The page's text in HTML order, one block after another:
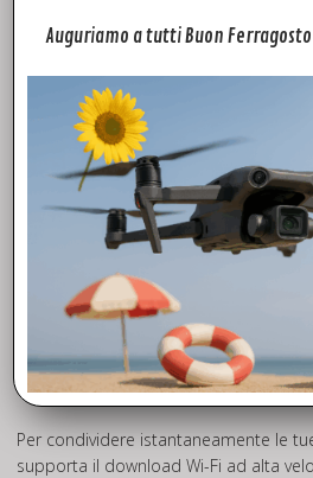
MasterShots è un vero punto di
eseguirà una sequenza di manovre
successivamente un breve video
buona ragione per cui questa
Hyperlapse
Accelera il tempo in pochi tocchi
video in hyperlapse o timelapse.
traffico o il movimento delle nuvole e
drammatico ai tuoi video.
QuickTransfer
Per condividere istantaneamente le
supporta il download Wi-Fi ad alta
Auguriamo a tutti Buon